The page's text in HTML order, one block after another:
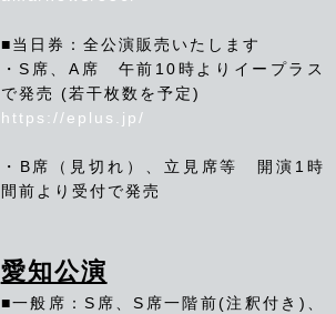
■当日券： 全公演販売いたします
・S席、A席 午前10時よりイープラス
で発売 (若干枚数を予定)
https://eplus.jp/
・B席（見切れ）、立見席等 開演1時
間前より受付で発売
愛知公演
■一般席：S席、S席一階前(注釈付き)、